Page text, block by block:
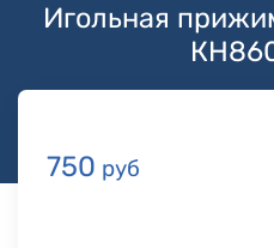
Игольная
750 руб